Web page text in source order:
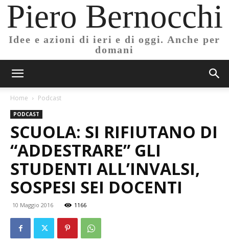
Piero Bernocchi
Idee e azioni di ieri e di oggi. Anche per
domani
Home Podcast
PODCAST
SCUOLA: SI RIFIUTANO DI
“ADDESTRARE” GLI
STUDENTI ALL’INVALSI,
SOSPESI SEI DOCENTI
10 Maggio 2016 1166